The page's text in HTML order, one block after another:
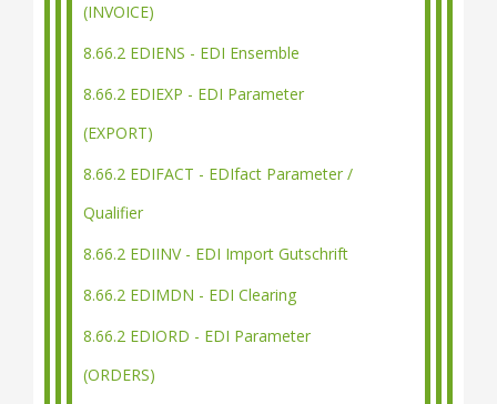
(INVOICE)
8.66.2 EDIENS - EDI Ensemble
8.66.2 EDIEXP - EDI Parameter
(EXPORT)
8.66.2 EDIFACT - EDIfact Parameter /
Qualifier
8.66.2 EDIINV - EDI Import Gutschrift
8.66.2 EDIMDN - EDI Clearing
8.66.2 EDIORD - EDI Parameter
(ORDERS)